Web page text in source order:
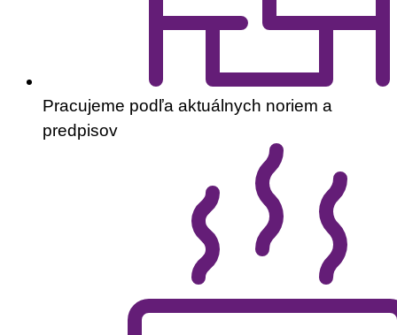
Pracujeme podľa aktuálnych noriem a
predpisov